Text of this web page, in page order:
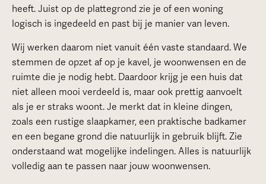
heeft. Juist op de plattegrond zie je of een woning
logisch is ingedeeld en past bij je manier van leven.
Wij werken daarom niet vanuit één vaste standaard. We
stemmen de opzet af op je kavel, je woonwensen en de
ruimte die je nodig hebt. Daardoor krijg je een huis dat
niet alleen mooi verdeeld is, maar ook prettig aanvoelt
als je er straks woont. Je merkt dat in kleine dingen,
zoals een rustige slaapkamer, een praktische badkamer
en een begane grond die natuurlijk in gebruik blijft. Zie
onderstaand wat mogelijke indelingen. Alles is natuurlijk
volledig aan te passen naar jouw woonwensen.